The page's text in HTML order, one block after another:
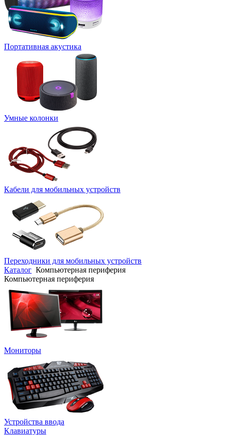
Портативная акустика
Умные колонки
Кабели для мобильных устройств
Переходники для мобильных устройств
Каталог Компьютерная периферия
Компьютерная периферия
Мониторы
Устройства ввода
Клавиатуры